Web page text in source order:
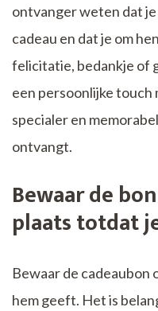
ontvanger weten dat
cadeau en dat je om
felicitatie, bedankje of
een persoonlijke touch
specialer en
ontvangt.
Bewaar de
plaats totdat
Bewaar de cadeaubon
hem geeft. Het is